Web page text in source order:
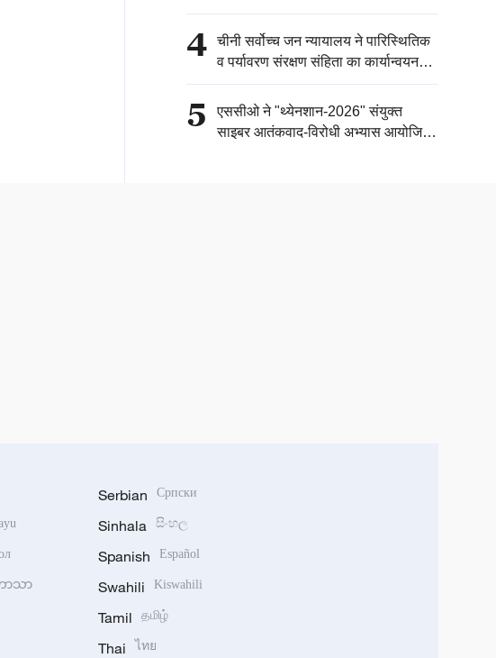
4
चीनी सर्वोच्च जन न्यायालय ने पारिस्थितिक
व पर्यावरण संरक्षण संहिता का कार्यान्वयन
सुनिश्चित करने के लिए पहली सहायक
न्यायिक व्याख्या जारी की
5
एससीओ ने "थ्येनशान-2026" संयुक्त
साइबर आतंकवाद-विरोधी अभ्यास आयोजित
ာသာ
Serbian Српски
Sinhala සිංහල
Spanish Español
Swahili Kiswahili
Tamil தமிழ்
Thai ไทย